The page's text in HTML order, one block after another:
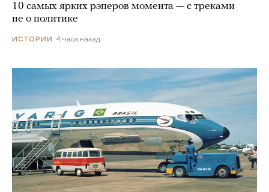
10 самых ярких рэперов момента — с треками
не о политике
ИСТОРИИ 4 часа назад